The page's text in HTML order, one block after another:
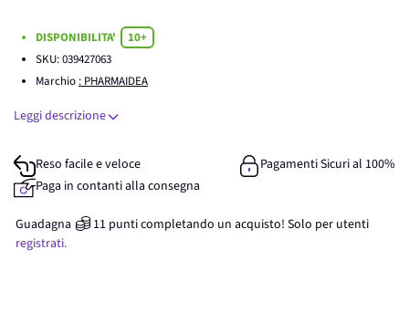
DISPONIBILITA'
10+
SKU:039427063
Marchio : PHARMAIDEA
Leggi descrizione
Reso facile e veloce
Pagamenti Sicuri al 100%
Paga in contanti alla consegna
Guadagna 11 punticompletando un acquisto! Solo per utenti
registrati.